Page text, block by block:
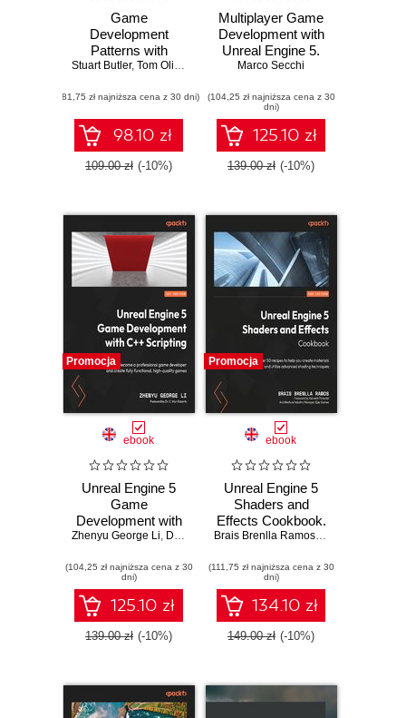
Game
Development
Patterns with
Unreal Engine 5.
and scalable
systems with C++
and Blueprint
Stuart Butler, Tom Oliver Christopher J. Headleand
(81,75 zł najniższa cena z 30 dni)
98.10 zł
109.00 zł (-10%)
Multiplayer Game
Development with
Unreal Engine 5.
Create compelling
with C++,
Blueprints, and
Unreal Engine's
networking
features
Marco Secchi
(104,25 zł najniższa cena z 30
dni)
125.10 zł
139.00 zł (-10%)
Promocja
ebook
Unreal Engine 5
Game
Development with
C++ Scripting.
professional game
developer and
create fully
functional, high-
quality games
Zhenyu George Li, Dr. E. Wyn Roberts
(104,25 zł najniższa cena z 30
dni)
125.10 zł
139.00 zł (-10%)
Promocja
ebook
Unreal Engine 5
Shaders and
Effects Cookbook.
Over 50 recipes to
materials and
utilize advanced
shading techniques
- Second Edition
Brais Brenlla Ramos
,Kenneth
(111,75 zł najniższa cena z 30
dni)
134.10 zł
149.00 zł (-10%)